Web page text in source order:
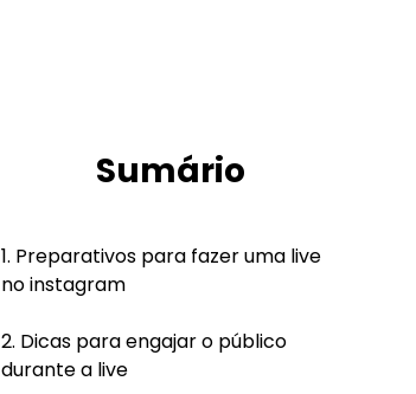
Sumário
Preparativos para fazer uma live
no instagram
Dicas para engajar o público
durante a live